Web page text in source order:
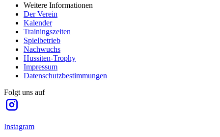
Weitere Informationen
Der Verein
Kalender
Trainingszeiten
Spielbetrieb
Nachwuchs
Hussiten-Trophy
Impressum
Datenschutzbestimmungen
Folgt uns auf
Instagram